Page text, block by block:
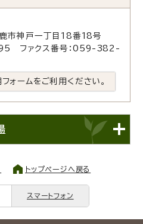
神戸一丁目18番18号
ファクス番号：059-382-
ォームをご利用ください。
トップページへ戻る
スマートフォン